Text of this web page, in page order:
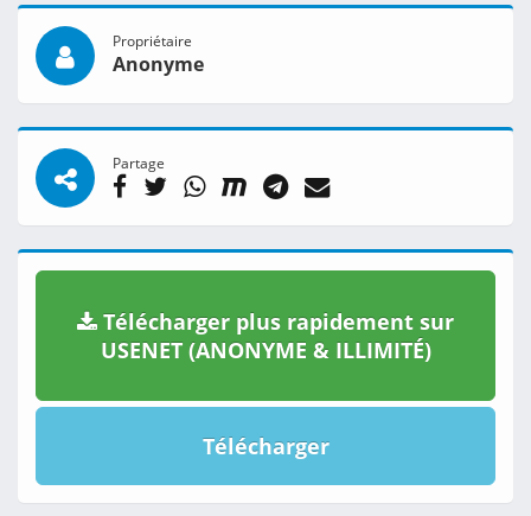
Propriétaire
Anonyme
Partage
Télécharger plus rapidement sur
USENET (ANONYME & ILLIMITÉ)
Télécharger